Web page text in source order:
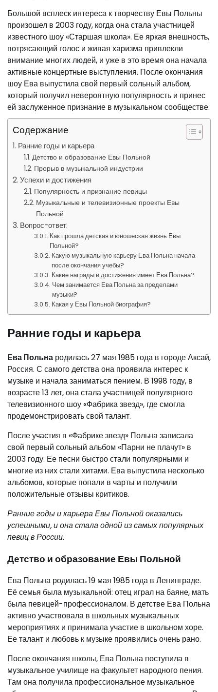
Большой всплеск интереса к творчеству Евы Польны
произошел в 2003 году, когда она стала участницей
известного шоу «Старшая школа». Ее яркая внешность,
потрясающий голос и живая харизма привлекли
внимание многих людей, и уже в это время она начала
активные концертные выступления. После окончания
шоу Ева выпустила свой первый сольный альбом,
который получил невероятную популярность и принес
ей заслуженное признание в музыкальном сообществе.
Содержание
Ранние годы и карьера
Детство и образование Евы Польной
Прорыв в музыкальной индустрии
Успехи и достижения
Популярность и признание певицы
Музыкальные и телевизионные проекты Евы
Польной
Вопрос-ответ:
Как прошла детская и юношеская жизнь Евы
Польной?
Какую музыкальную карьеру Ева Польна начала
после окончания учебы?
Какие награды и достижения имеет Ева Польна?
Чем занимается Ева Польна за пределами
музыки?
Какая у Евы Польной биография?
Ранние годы и карьера
Ева Польна родилась 27 мая 1985 года в городе Аксай,
Россия. С самого детства она проявила интерес к
музыке и начала заниматься пением. В 1998 году, в
возрасте 13 лет, она стала участницей популярного
телевизионного шоу «Фабрика звезд», где смогла
продемонстрировать свой талант.
После участия в «Фабрике звезд» Польна записала
свой первый сольный альбом «Парни не плачут» в
2003 году. Ее песни быстро стали популярными и
многие из них стали хитами. Ева выпустила несколько
альбомов, которые попали в чарты и получили
положительные отзывы критиков.
Ранние годы и карьера Евы Польной оказались
успешными, и она стала одной из самых популярных
певиц в России.
Детство и образование Евы Польной
Ева Польна родилась 19 мая 1985 года в Ленинграде.
Её семья была музыкальной: отец играл на баяне, мать
была певицей-профессионалом. В детстве Ева Польна
активно участвовала в школьных музыкальных
мероприятиях и принимала участие в школьном хоре.
Ее талант и любовь к музыке проявились очень рано.
После окончания школы, Ева Польна поступила в
музыкальное училище на факультет народного пения.
Там она получила профессиональное музыкальное